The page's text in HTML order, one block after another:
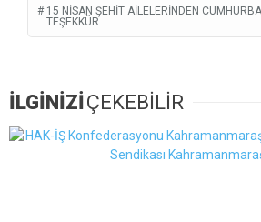
15 NISAN ŞEHIT AILELERINDEN
TEŞEKKÜR
İLGİNİZİ ÇEKEBİLİR